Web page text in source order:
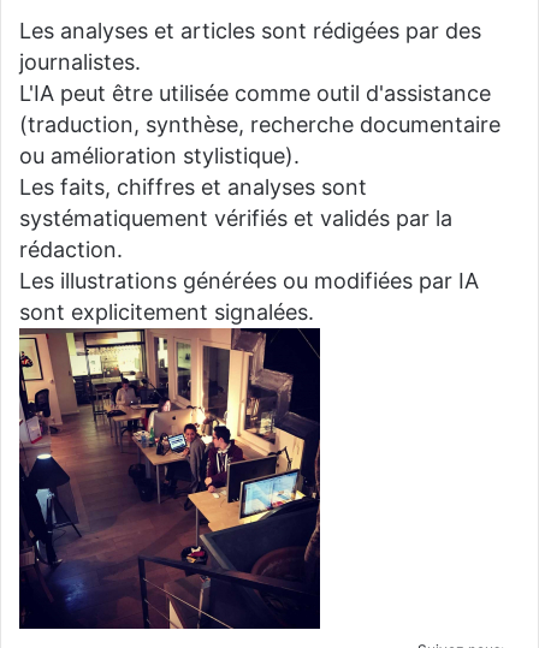
Les analyses et articles sont rédigées par des
journalistes.
L'IA peut être utilisée comme outil d'assistance
(traduction, synthèse, recherche documentaire
ou amélioration stylistique).
Les faits, chiffres et analyses sont
systématiquement vérifiés et validés par la
rédaction.
Les illustrations générées ou modifiées par IA
sont explicitement signalées.